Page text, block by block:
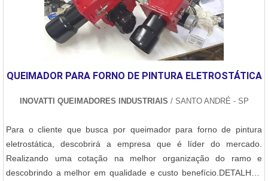
QUEIMADOR PARA FORNO DE PINTURA ELETROSTÁTICA
INOVATTI QUEIMADORES INDUSTRIAIS / SANTO ANDRÉ - SP
Para o cliente que busca por queimador para forno de pintura
eletrostática, descobrirá a empresa que é líder do mercado.
Realizando uma cotação na melhor organização do ramo e
descobrindo a melhor em qualidade e custo benefício.DETALHES